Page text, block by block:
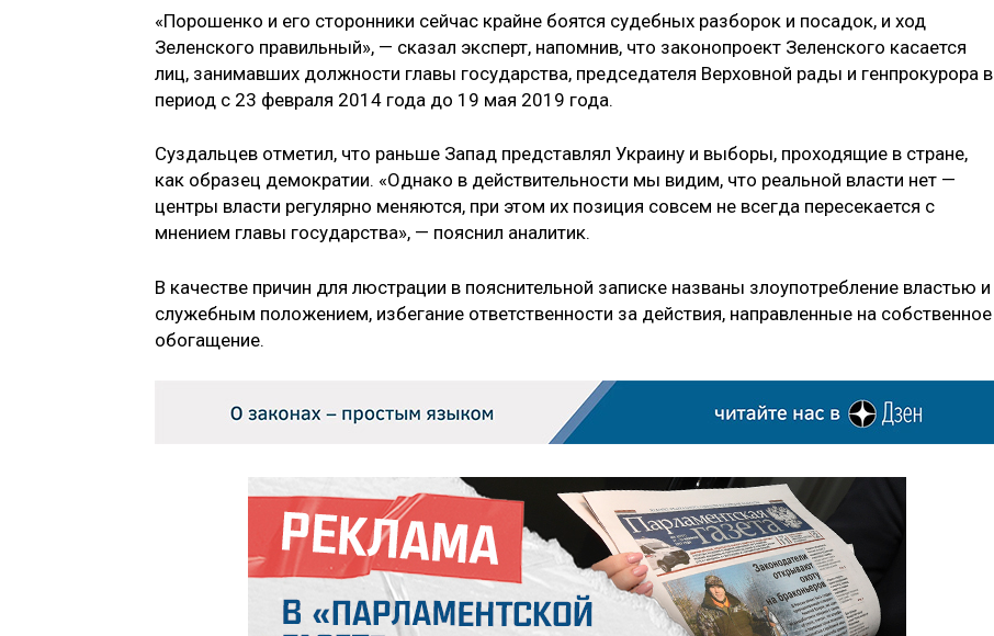
«Порошенко и его сторонники сейчас крайне боятся судебных разборок и посадок, и ход
Зеленского правильный», — сказал эксперт, напомнив, что законопроект Зеленского касается
лиц, занимавших должности главы государства, председателя Верховной рады и генпрокурора в
период с 23 февраля 2014 года до 19 мая 2019 года.
Суздальцев отметил, что раньше Запад представлял Украину и выборы, проходящие в стране,
как образец демократии. «Однако в действительности мы видим, что реальной власти нет —
центры власти регулярно меняются, при этом их позиция совсем не всегда пересекается с
мнением главы государства», — пояснил аналитик.
В качестве причин для люстрации в пояснительной записке названы злоупотребление властью и
служебным положением, избегание ответственности за действия, направленные на собственное
обогащение.